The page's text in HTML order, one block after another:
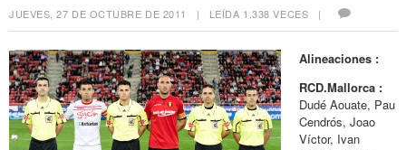
JUEVES, 27 DE OCTUBRE DE 2011 | LEÍDA 1.338 VECES |
Alineaciones :
RCD.Mallorca :
Dudé Aouate, Pau
Cendrós, Joao
Víctor, Ivan